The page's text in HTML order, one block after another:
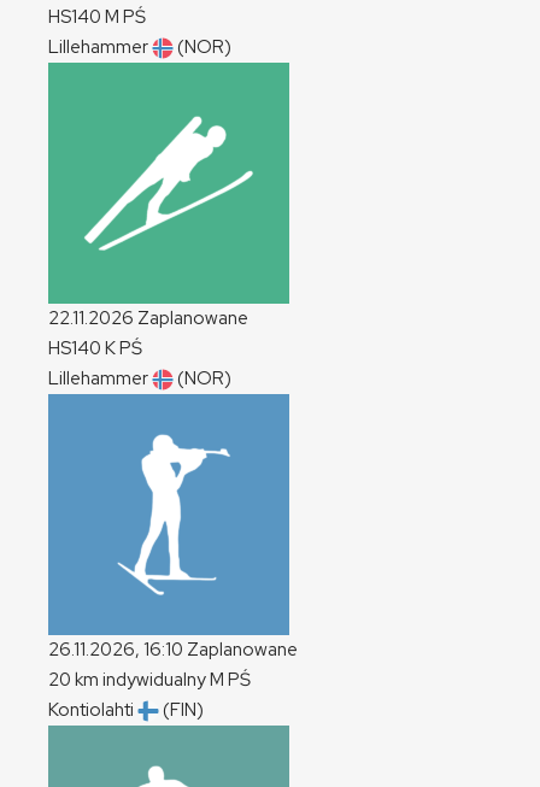
HS140 M PŚ
Lillehammer
(NOR)
22.11.2026 Zaplanowane
HS140 KPŚ
Lillehammer
(NOR)
26.11.2026, 16:10 Zaplanowane
20 km indywidualnyM PŚ
Kontiolahti
(FIN)